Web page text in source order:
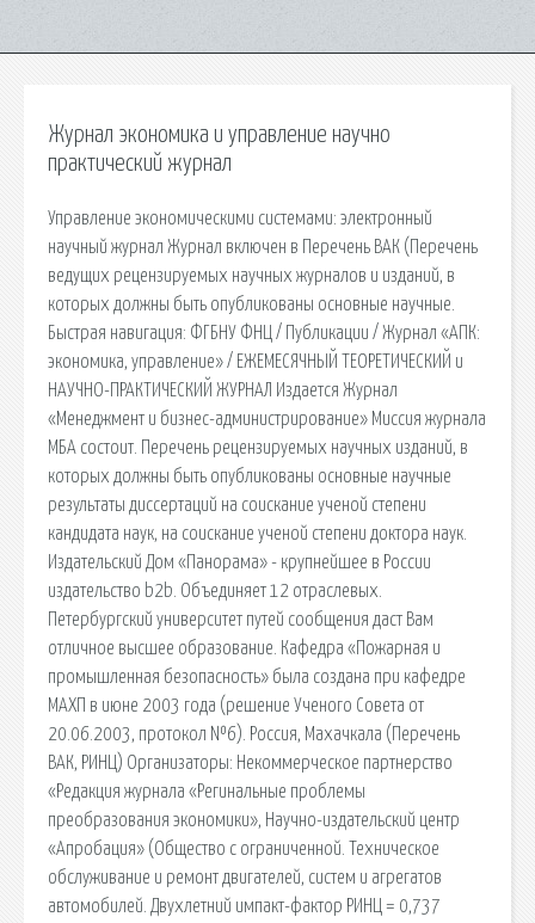
Журнал экономика и управление научно
практический журнал
Управление экономическими системами: электронный
научный журнал Журнал включен в Перечень ВАК (Перечень
ведущих рецензируемых научных журналов и изданий, в
которых должны быть опубликованы основные научные.
Быстрая навигация: ФГБНУ ФНЦ / Публикации / Журнал «АПК:
экономика, управление» / ЕЖЕМЕСЯЧНЫЙ ТЕОРЕТИЧЕСКИЙ и
НАУЧНО-ПРАКТИЧЕСКИЙ ЖУРНАЛ Издается Журнал
«Менеджмент и бизнес-администрирование» Миссия журнала
МБА состоит. Перечень рецензируемых научных изданий, в
которых должны быть опубликованы основные научные
результаты диссертаций на соискание ученой степени
кандидата наук, на соискание ученой степени доктора наук.
Издательский Дом «Панорама» - крупнейшее в России
издательство b2b. Объединяет 12 отраслевых.
Петербургский университет путей сообщения даст Вам
отличное высшее образование. Кафедра «Пожарная и
промышленная безопасность» была создана при кафедре
МАХП в июне 2003 года (решение Ученого Совета от
20.06.2003, протокол №6). Россия, Махачкала (Перечень
ВАК, РИНЦ) Организаторы: Некоммерческое партнерство
«Редакция журнала «Регинальные проблемы
преобразования экономики», Научно-издательский центр
«Апробация» (Общество с ограниченной. Техническое
обслуживание и ремонт двигателей, систем и агрегатов
автомобилей. Двухлетний импакт-фактор РИНЦ = 0,737